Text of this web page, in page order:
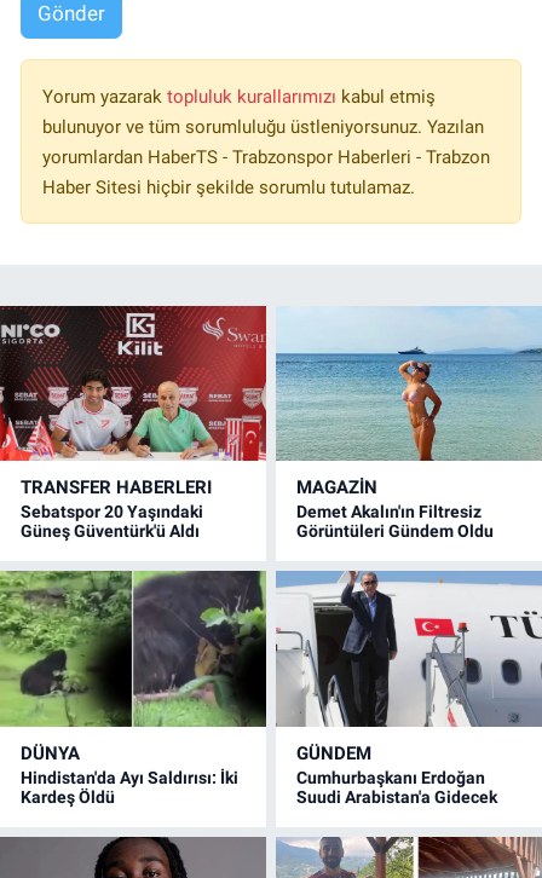
Gönder
Yorum yazarak topluluk kurallarımızı kabul etmiş
bulunuyor ve tüm sorumluluğu üstleniyorsunuz. Yazılan
yorumlardan HaberTS - Trabzonspor Haberleri - Trabzon
Haber Sitesi hiçbir şekilde sorumlu tutulamaz.
TRANSFER HABERLERI
Sebatspor 20 Yaşındaki
Güneş Güventürk'ü Aldı
MAGAZİN
Demet Akalın'ın Filtresiz
Görüntüleri Gündem Oldu
DÜNYA
Hindistan'da Ayı Saldırısı: İki
Kardeş Öldü
GÜNDEM
Cumhurbaşkanı Erdoğan
Suudi Arabistan'a Gidecek